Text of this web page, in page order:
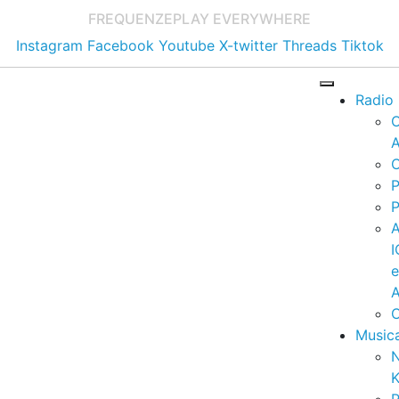
FREQUENZEPLAY EVERYWHERE
Instagram Facebook Youtube X-twitter Threads Tiktok
Radio
e